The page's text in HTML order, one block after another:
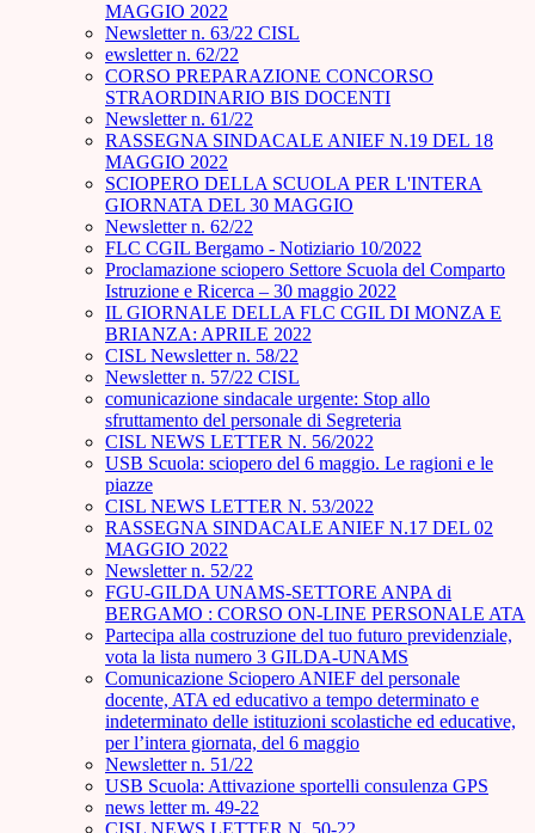
MAGGIO 2022
Newsletter n. 63/22 CISL
ewsletter n. 62/22
CORSO PREPARAZIONE CONCORSO
STRAORDINARIO BIS DOCENTI
Newsletter n. 61/22
RASSEGNA SINDACALE ANIEF N.19 DEL 18
MAGGIO 2022
SCIOPERO DELLA SCUOLA PER L'INTERA
GIORNATA DEL 30 MAGGIO
Newsletter n. 62/22
FLC CGIL Bergamo - Notiziario 10/2022
Proclamazione sciopero Settore Scuola del Comparto
Istruzione e Ricerca – 30 maggio 2022
IL GIORNALE DELLA FLC CGIL DI MONZA E
BRIANZA: APRILE 2022
CISL Newsletter n. 58/22
Newsletter n. 57/22 CISL
comunicazione sindacale urgente: Stop allo
sfruttamento del personale di Segreteria
CISL NEWS LETTER N. 56/2022
USB Scuola: sciopero del 6 maggio. Le ragioni e le
piazze
CISL NEWS LETTER N. 53/2022
RASSEGNA SINDACALE ANIEF N.17 DEL 02
MAGGIO 2022
Newsletter n. 52/22
FGU-GILDA UNAMS-SETTORE ANPA di
BERGAMO : CORSO ON-LINE PERSONALE ATA
Partecipa alla costruzione del tuo futuro previdenziale,
vota la lista numero 3 GILDA-UNAMS
Comunicazione Sciopero ANIEF del personale
docente, ATA ed educativo a tempo determinato e
indeterminato delle istituzioni scolastiche ed educative,
per l’intera giornata, del 6 maggio
Newsletter n. 51/22
USB Scuola: Attivazione sportelli consulenza GPS
news letter m. 49-22